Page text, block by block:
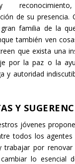
de su presencia.
familia de la
también ven
que exista una
por la paz o la
y autoridad
Y
jóvenes
todos los agentes
trabajar por
lo esencial